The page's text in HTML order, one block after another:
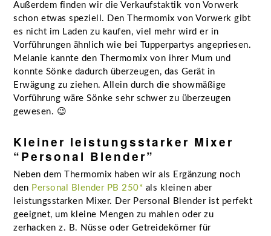
Außerdem finden wir die Verkaufstaktik von Vorwerk
schon etwas speziell. Den Thermomix von Vorwerk gibt
es nicht im Laden zu kaufen, viel mehr wird er in
Vorführungen ähnlich wie bei Tupperpartys angepriesen.
Melanie kannte den Thermomix von ihrer Mum und
konnte Sönke dadurch überzeugen, das Gerät in
Erwägung zu ziehen. Allein durch die showmäßige
Vorführung wäre Sönke sehr schwer zu überzeugen
gewesen. 😉
Kleiner leistungsstarker Mixer
“Personal Blender”
Neben dem Thermomix haben wir als Ergänzung noch
den Personal Blender PB 250* als kleinen aber
leistungsstarken Mixer. Der Personal Blender ist perfekt
geeignet, um kleine Mengen zu mahlen oder zu
zerhacken z. B. Nüsse oder Getreidekörner für